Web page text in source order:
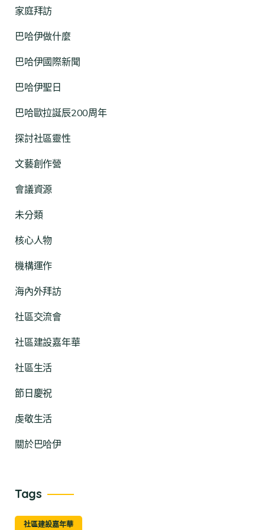
家庭拜訪
巴哈伊做什麼
巴哈伊國際新聞
巴哈伊聖日
巴哈歐拉誕辰200周年
探討社區靈性
文藝創作營
會議資源
未分類
核心人物
機構運作
海內外拜訪
社區交流會
社區建設嘉年華
社區生活
節日慶祝
虔敬生活
關於巴哈伊
Tags
社區建設嘉年華